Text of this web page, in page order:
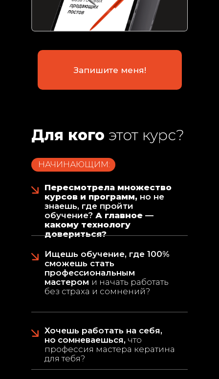
Запишите меня!
Для кого этот курс?
Пересмотрела множество
курсов и программ, но не
знаешь, где пройти
обучение? А главное —
какому технологу
довериться?
Пересмотрела множество
программ,
Ищешь обучение, где 100%
сможешь стать
профессиональным
мастером и начать работать
без страха и сомнений?
Хочешь работать на себя,
но сомневаешься, что
профессия мастера кератина
для тебя?
НАЧИНАЮЩИМ: